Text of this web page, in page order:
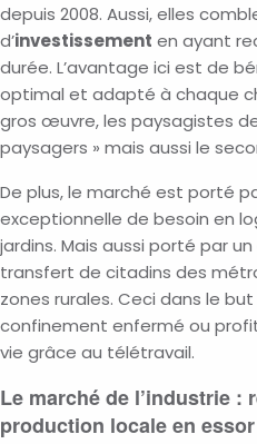
depuis 2008. Aussi, elles
d’investissement en ayant
durée. L’avantage ici est de
optimal et adapté à chaque
gros œuvre, les paysagistes
paysagers » mais aussi le
De plus, le marché est porté
exceptionnelle de besoin en
jardins. Mais aussi porté par
transfert de citadins des
zones rurales. Ceci dans le
confinement enfermé ou
vie grâce au télétravail.
Le marché de l’industrie :
production locale en essor